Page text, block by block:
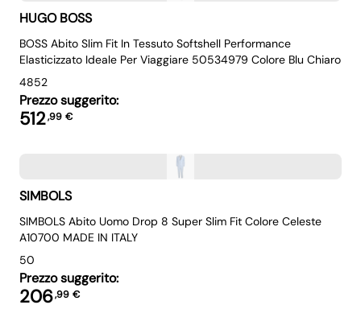
HUGO BOSS
BOSS Abito Slim Fit In Tessuto Softshell Performance
Elasticizzato Ideale Per Viaggiare 50534979 Colore Blu Chiaro
4852
Prezzo suggerito:
512,99 €
SIMBOLS
SIMBOLS Abito Uomo Drop 8 Super Slim Fit Colore Celeste
A10700 MADE IN ITALY
50
Prezzo suggerito:
206,99 €